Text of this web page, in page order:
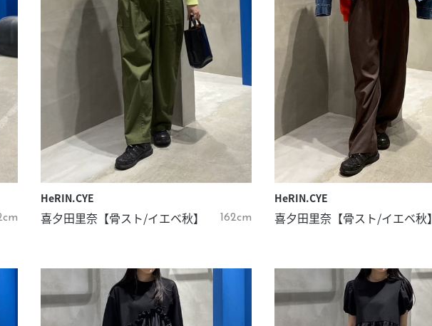
HeRIN.CYE
喜夕田里奈【骨スト/イエベ秋】 162cm
HeRIN.CYE
喜夕田里奈【骨スト/イエベ秋】